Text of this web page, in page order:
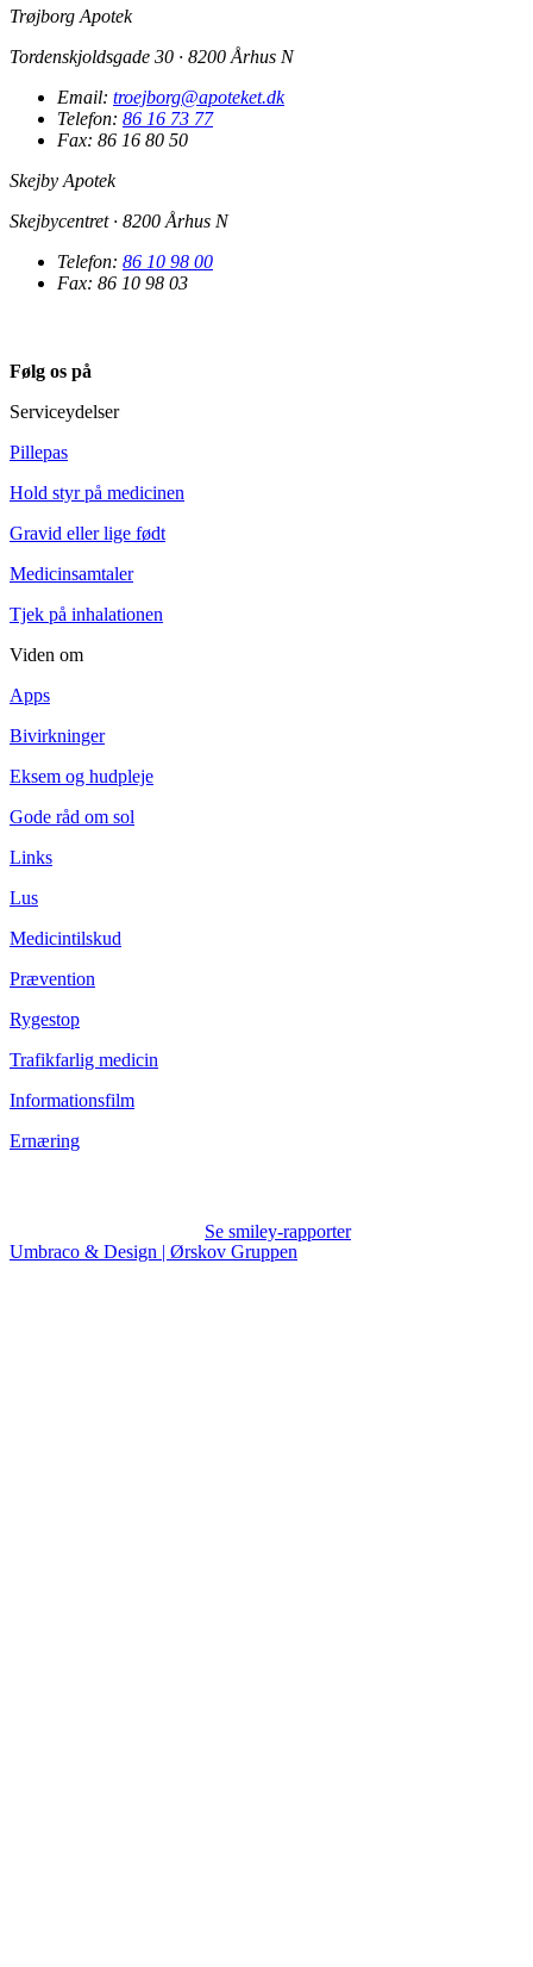
Trøjborg Apotek
Tordenskjoldsgade 30 · 8200 Århus N
Email: troejborg@apoteket.dk
Telefon: 86 16 73 77
Fax: 86 16 80 50
Skejby Apotek
Skejbycentret · 8200 Århus N
Telefon: 86 10 98 00
Fax: 86 10 98 03
Følg os på
Serviceydelser
Pillepas
Hold styr på medicinen
Gravid eller lige født
Medicinsamtaler
Tjek på inhalationen
Viden om
Apps
Bivirkninger
Eksem og hudpleje
Gode råd om sol
Links
Lus
Medicintilskud
Prævention
Rygestop
Trafikfarlig medicin
Informationsfilm
Ernæring
Se smiley-rapporter
Umbraco & Design | Ørskov Gruppen